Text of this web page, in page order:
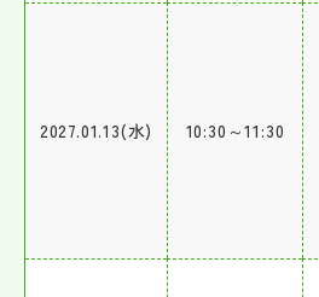
2027.01.13(水) 10:30～11:30